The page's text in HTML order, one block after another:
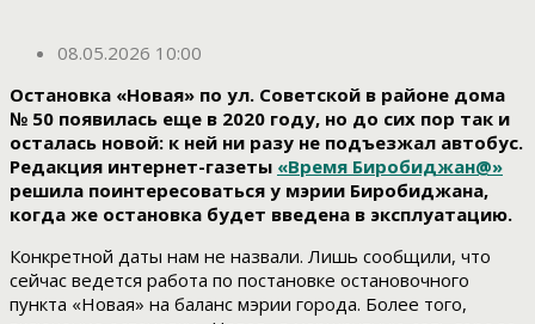
08.05.2026 10:00
Остановка «Новая» по ул. Советской в районе дома
№ 50 появилась еще в 2020 году, но до сих пор так и
осталась новой: к ней ни разу не подъезжал автобус.
Редакция интернет-газеты «Время Биробиджан@»
решила поинтересоваться у мэрии Биробиджана,
когда же остановка будет введена в эксплуатацию.
Конкретной даты нам не назвали. Лишь сообщили, что
сейчас ведется работа по постановке остановочного
пункта «Новая» на баланс мэрии города. Более того,